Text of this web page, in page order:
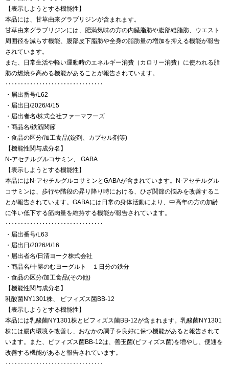
【表示しようとする機能性】
本品には、甘草由来グラブリジンが含まれます。
甘草由来グラブリジンには、肥満気味の方の内臓脂肪や腹部総脂肪、ウエスト
周囲径を減らす機能、腹部皮下脂肪や全身の脂肪量の増加を抑える機能が報告
されています。
また、日常生活や軽い運動時のエネルギー消費（カロリー消費）に使われる脂
肪の燃焼を高める機能があることが報告されています。
‥‥‥‥‥‥‥‥‥‥‥‥‥‥‥‥
・届出番号/L62
・届出日/2026/4/15
・届出者名/株式会社ファーマフーズ
・商品名/鉄筋関節
・食品の区分/加工食品(錠剤、カプセル剤等)
【機能性関与成分名】
N-アセチルグルコサミン、 GABA
【表示しようとする機能性】
本品にはN-アセチルグルコサミンとGABAが含まれています。N-アセチルグル
コサミンは、歩行や階段の昇り降り時における、ひざ関節の悩みを改善するこ
とが報告されています。GABAには日常の身体活動により、中高年の方の加齢
に伴い低下する筋肉量を維持する機能が報告されています。
‥‥‥‥‥‥‥‥‥‥‥‥‥‥‥‥
・届出番号/L63
・届出日/2026/4/16
・届出者名/日清ヨーク株式会社
・商品名/十勝のむヨーグルト １日分の鉄分
・食品の区分/加工食品(その他)
【機能性関与成分名】
乳酸菌NY1301株、 ビフィズス菌BB-12
【表示しようとする機能性】
本品には乳酸菌NY1301株とビフィズス菌BB-12が含まれます。乳酸菌NY1301
株には腸内環境を改善し、おなかの調子を良好に保つ機能があると報告されて
います。また、ビフィズス菌BB-12は、善玉菌(ビフィズス菌)を増やし、便通を
改善する機能があると報告されています。
‥‥‥‥‥‥‥‥‥‥‥‥‥‥‥‥